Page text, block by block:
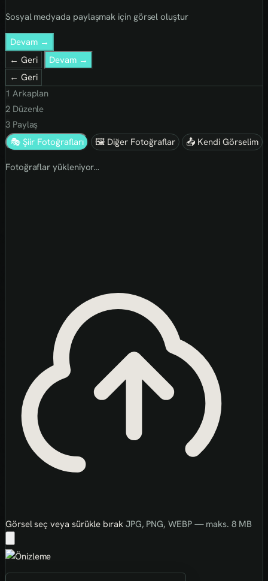
Sosyal medyada paylaşmak için görsel oluştur
Devam →
← Geri
Devam →
← Geri
1 Arkaplan
2Düzenle
3Paylaş
🎭 Şiir Fotoğrafları
🖼 Diğer Fotoğraflar 📤 Kendi Görselim
Fotoğraflar yükleniyor…
Görsel seç veya sürükle bırak JPG, PNG, WEBP — maks. 8 MB